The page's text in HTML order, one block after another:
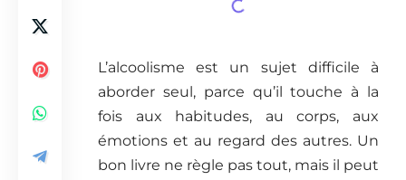
L’alcoolisme est un sujet difficile à
aborder seul, parce qu’il touche à la
fois aux habitudes, au corps, aux
émotions et au regard des autres. Un
bon livre ne règle pas tout, mais il peut